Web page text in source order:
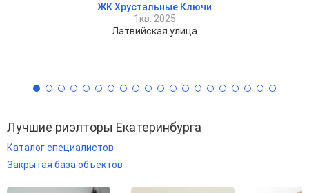
ЖК Хрустальные Ключи
1кв. 2025
Латвийская улица
Лучшие риэлторы Екатеринбурга
Каталог специалистов
Закрытая база объектов